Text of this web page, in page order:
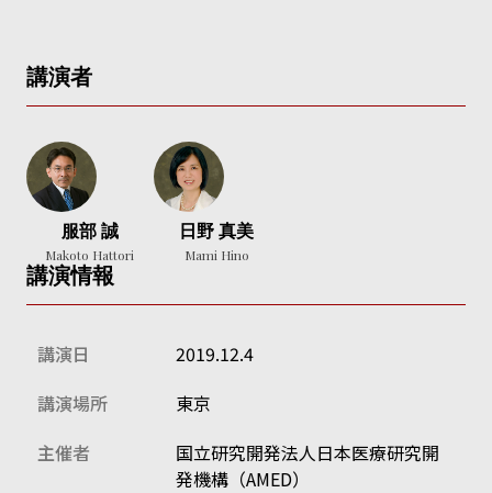
講演者
服部 誠
Makoto Hattori
日野 真美
Mami Hino
講演情報
講演日
2019.12.4
講演場所
東京
主催者
国立研究開発法人日本医療研究開
発機構（AMED）